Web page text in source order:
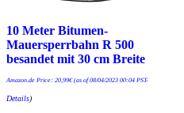
10 Meter Bitumen-
Mauersperrbahn R 500
besandet mit 30 cm Breite
Amazon.de Price: 20,99€(as of 08/04/2023 00:04 PST-
Details)